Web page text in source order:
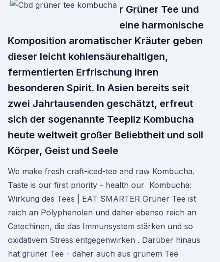
r Grüner Tee und
eine harmonische
Komposition aromatischer Kräuter geben
dieser leicht kohlensäurehaltigen,
fermentierten Erfrischung ihren
besonderen Spirit. In Asien bereits seit
zwei Jahrtausenden geschätzt, erfreut
sich der sogenannte Teepilz Kombucha
heute weltweit großer Beliebtheit und soll
Körper, Geist und Seele
We make fresh craft-iced-tea and raw Kombucha.
Taste is our first priority - health our Kombucha:
Wirkung des Tees | EAT SMARTER Grüner Tee ist
reich an Polyphenolen und daher ebenso reich an
Catechinen, die das Immunsystem stärken und so
oxidativem Stress entgegenwirken . Darüber hinaus
hat grüner Tee - daher auch aus grünem Tee